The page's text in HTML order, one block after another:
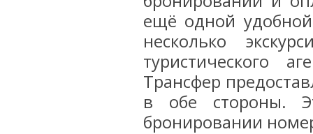
ещё одной
несколько
туристического
Трансфер
в обе стороны.
бронировании